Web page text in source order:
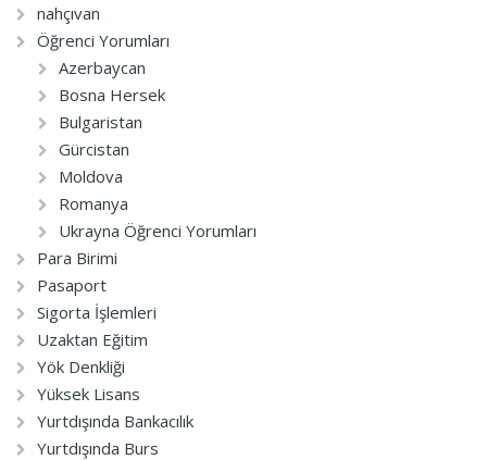
nahçıvan
Öğrenci Yorumları
Azerbaycan
Bosna Hersek
Bulgaristan
Gürcistan
Moldova
Romanya
Ukrayna Öğrenci Yorumları
Para Birimi
Pasaport
Sigorta İşlemleri
Uzaktan Eğitim
Yök Denkliği
Yüksek Lisans
Yurtdışında Bankacılık
Yurtdışında Burs